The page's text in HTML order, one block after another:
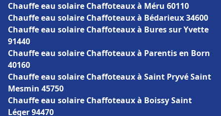
Chauffe eau solaire Chaffoteaux à Méru 60110
Chauffe eau solaire Chaffoteaux à Bédarieux 34600
Chauffe eau solaire Chaffoteaux à Bures sur Yvette
91440
Chauffe eau solaire Chaffoteaux à Parentis en Born
40160
Chauffe eau solaire Chaffoteaux à Saint Pryvé Saint
Mesmin 45750
Chauffe eau solaire Chaffoteaux à Boissy Saint
Léger 94470